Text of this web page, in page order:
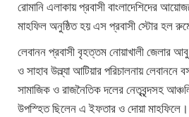
রোমানি এলাকায় প্রবাসী বাংলাদেশিদের
মাহফিল অনুষ্ঠিত হয় এস প্রবাসী স্টোর হল
লেবানন প্রবাসী বৃহত্তম নোয়াখালী জেলার
ও সাহাব উল্ল্যা আটিয়ার পরিচালনায় লেবাননে
সামাজিক ও রাজনৈতিক দলের নেতৃবৃন্দসহ
উপস্হিত ছিলেন এ ইফতার ও দোয়া মাহফিলে।